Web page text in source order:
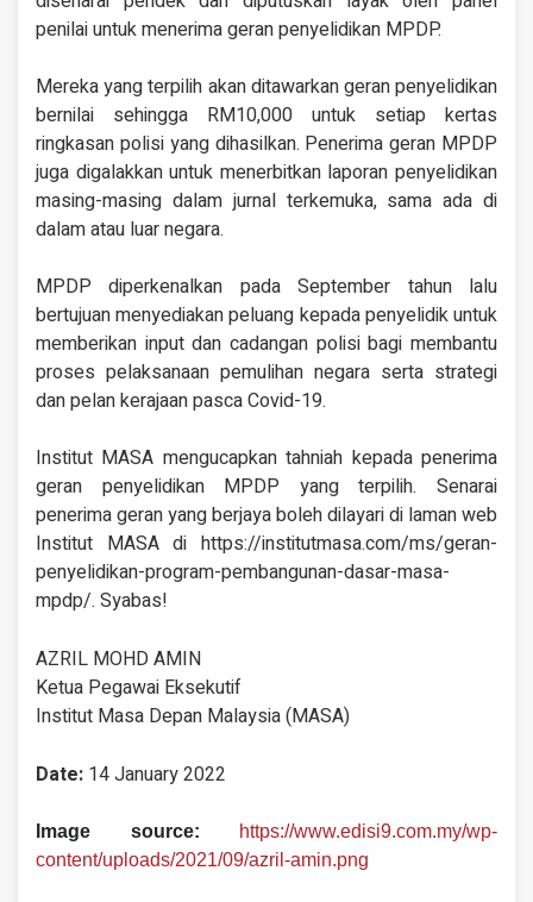
penilai untuk menerima geran penyelidikan MPDP.
Mereka yang terpilih akan ditawarkan geran penyelidikan
bernilai sehingga RM10,000 untuk setiap kertas
ringkasan polisi yang dihasilkan. Penerima geran MPDP
juga digalakkan untuk menerbitkan laporan penyelidikan
masing-masing dalam jurnal terkemuka, sama ada di
dalam atau luar negara.
MPDP diperkenalkan pada September tahun lalu
bertujuan menyediakan peluang kepada penyelidik untuk
memberikan input dan cadangan polisi bagi membantu
proses pelaksanaan pemulihan negara serta strategi
dan pelan kerajaan pasca Covid-19.
Institut MASA mengucapkan tahniah kepada penerima
geran penyelidikan MPDP yang terpilih. Senarai
penerima geran yang berjaya boleh dilayari di laman web
Institut MASA di https://institutmasa.com/ms/geran-
penyelidikan-program-pembangunan-dasar-masa-
mpdp/. Syabas!
AZRIL MOHD AMIN
Ketua Pegawai Eksekutif
Institut Masa Depan Malaysia (MASA)
Date: 14 January 2022
Image source:
https://www.edisi9.com.my/wp-
content/uploads/2021/09/azril-amin.png